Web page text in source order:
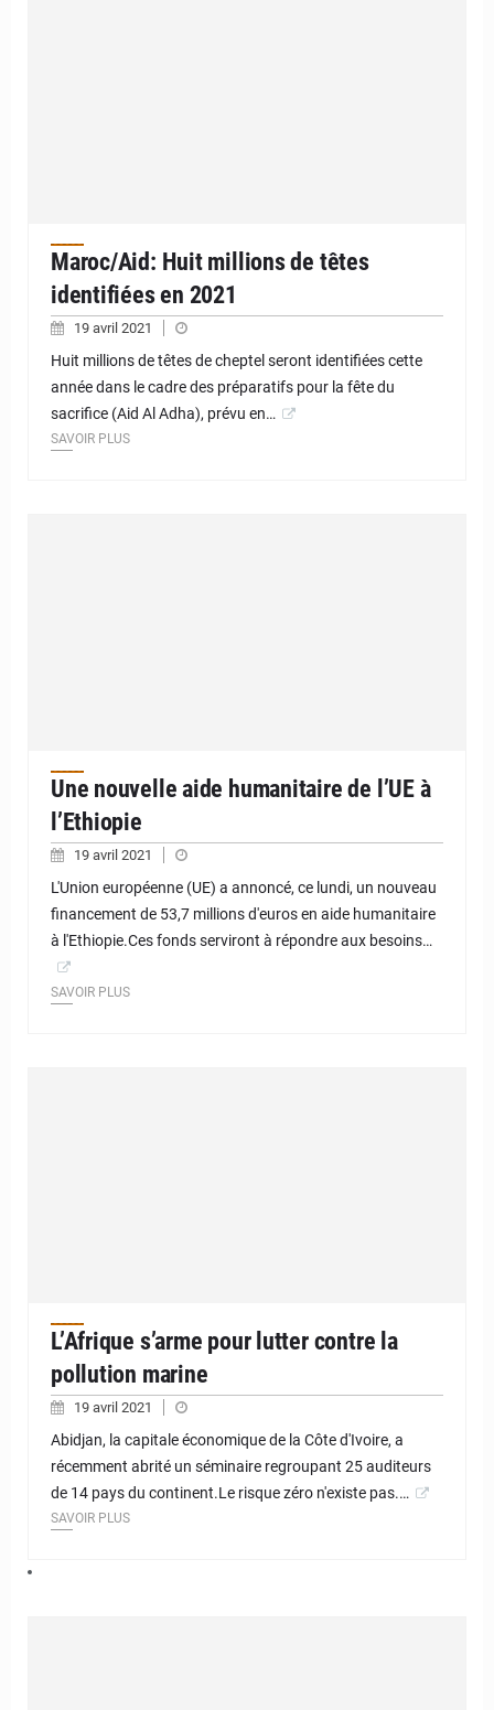
Maroc/Aid: Huit millions de têtes
identifiées en 2021
19 avril 2021
Huit millions de têtes de cheptel seront identifiées cette
année dans le cadre des préparatifs pour la fête du
sacrifice (Aid Al Adha), prévu en…
SAVOIR PLUS
Une nouvelle aide humanitaire de l’UE à
l’Ethiopie
19 avril 2021
L'Union européenne (UE) a annoncé, ce lundi, un nouveau
financement de 53,7 millions d'euros en aide humanitaire
à l'Ethiopie.Ces fonds serviront à répondre aux besoins…
SAVOIR PLUS
L’Afrique s’arme pour lutter contre la
pollution marine
19 avril 2021
Abidjan, la capitale économique de la Côte d'Ivoire, a
récemment abrité un séminaire regroupant 25 auditeurs
de 14 pays du continent.Le risque zéro n'existe pas.…
SAVOIR PLUS